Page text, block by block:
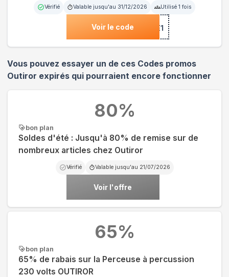
Vérifié Valable jusqu'au 31/12/2026 Utilisé 1 fois
Voir le code***COME1
Vous pouvez essayer un de ces Codes promos
Outiror expirés qui pourraient encore fonctionner
bon plan
Soldes d'été : Jusqu'à 80% de remise sur de
nombreux articles chez Outiror
Vérifié Valable jusqu'au 21/07/2026
Voir l'offre
80%
bon plan
65% de rabais sur la Perceuse à percussion
230 volts OUTIROR
65%